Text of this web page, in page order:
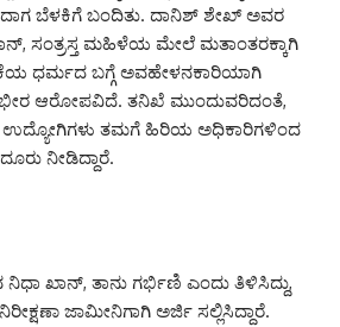
ಬೆಳಕಿಗೆ ಬಂದಿತು. ದಾನಿಶ್ ಶೇಖ್ ಅವರ
ಸಂತ್ರಸ್ತ ಮಹಿಳೆಯ ಮೇಲೆ ಮತಾಂತರಕ್ಕಾಗಿ
ಆಕೆಯ ಧರ್ಮದ ಬಗ್ಗೆ ಅವಹೇಳನಕಾರಿಯಾಗಿ
ಆರೋಪವಿದೆ. ತನಿಖೆ ಮುಂದುವರಿದಂತೆ,
ಉದ್ಯೋಗಿಗಳು ತಮಗೆ ಹಿರಿಯ ಅಧಿಕಾರಿಗಳಿಂದ
ನೀಡಿದ್ದಾರೆ.
ಖಾನ್, ತಾನು ಗರ್ಭಿಣಿ ಎಂದು ತಿಳಿಸಿದ್ದು,
ಜಾಮೀನಿಗಾಗಿ ಅರ್ಜಿ ಸಲ್ಲಿಸಿದ್ದಾರೆ.